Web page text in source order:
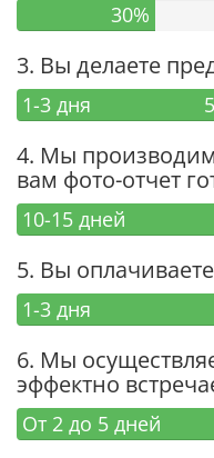
30%
3. Вы делаете
1-3 дня
4. Мы
вам фото-отчет
10-15 дней
5. Вы
1-3 дня
6. Мы
эффектно
От 2 до 5 дней